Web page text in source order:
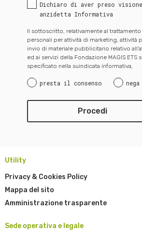
Dichiaro di aver preso
anzidetta Informativa
Il sottoscritto, relativamente al
personali per attività di marketing, attività
invio di materiale pubblicitario relativo
ed ai servizi della Fondazione MAGIS ETS
specificato nella suindicata informativa,
presta il consenso
Utility
Privacy & Cookies Policy
Mappa del sito
Amministrazione trasparente
Sede operativa e legale